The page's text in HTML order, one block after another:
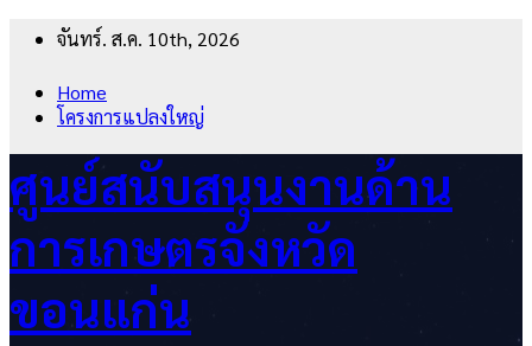
จันทร์. ส.ค. 10th, 2026
Home
โครงการแปลงใหญ่
ศูนย์สนับสนุนงานด้าน
การเกษตรจังหวัด
ขอนแก่น